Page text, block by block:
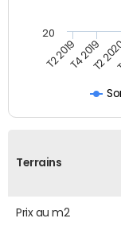
T2 2019T4 2019
T2
20
Terrains
Prix au m2